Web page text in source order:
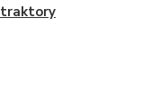
traktory